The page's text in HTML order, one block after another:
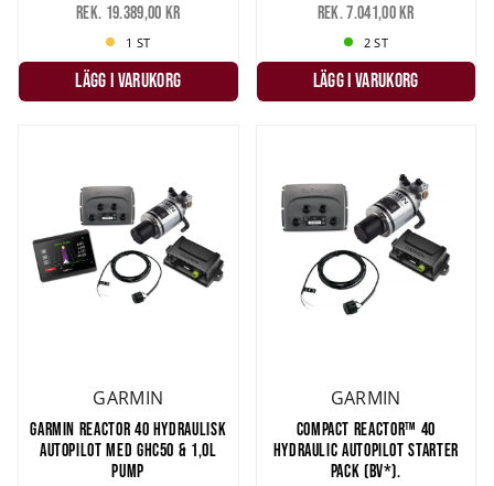
Rek. 19.389,00 kr
1 ST
LÄGG I VARUKORG
Rek. 7.041,00 kr
2 ST
LÄGG I VARUKORG
GARMIN
GARMIN REACTOR 40 HYDRAULISK
AUTOPILOT MED GHC50 & 1,0L
PUMP
GARMIN
COMPACT REACTOR™ 40
HYDRAULIC AUTOPILOT STARTER
PACK (BV*).